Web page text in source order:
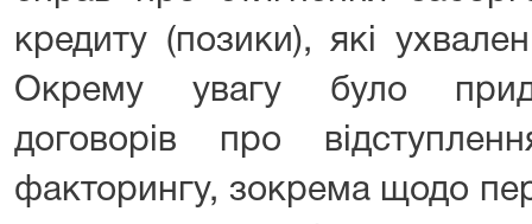
кредиту (позики), які
Окрему увагу було
договорів про
факторингу, зокрема щодо